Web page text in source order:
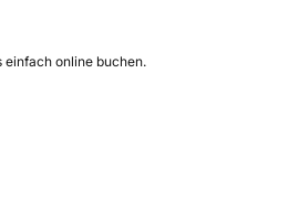
online buchen.